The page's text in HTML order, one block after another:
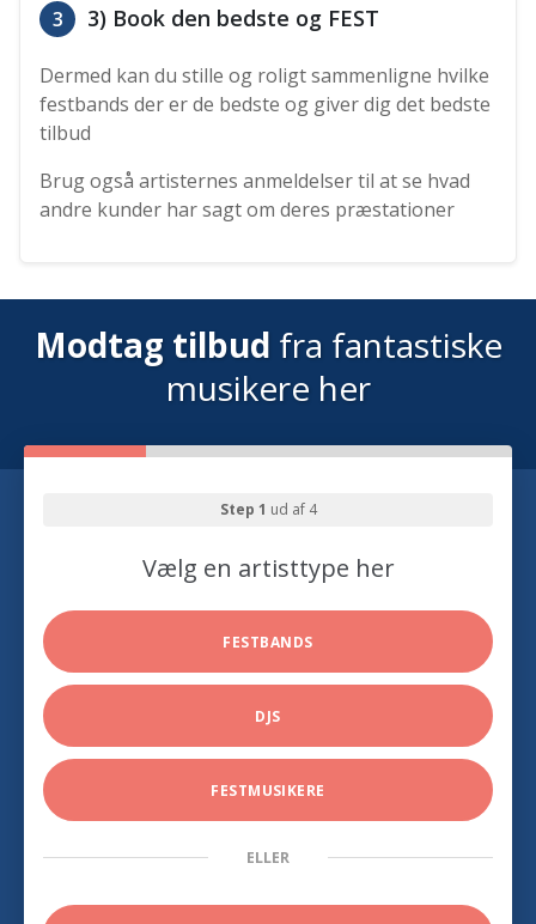
3 3) Book den bedste og FEST
Dermed kan du stille og roligt sammenligne hvilke
festbands der er de bedste og giver dig det bedste
tilbud
Brug også artisternes anmeldelser til at se hvad
andre kunder har sagt om deres præstationer
Modtag tilbud fra fantastiske
musikere her
Step 1 ud af 4
Vælg en artisttype her
FESTBANDS
DJS
FESTMUSIKERE
ELLER